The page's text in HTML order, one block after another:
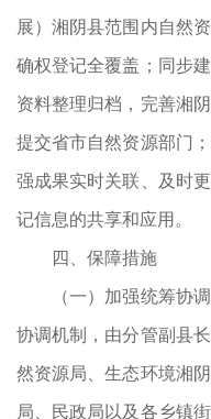
展）湘阴县范围内自然
确权登记全覆盖；同步
资料整理归档，完善湘
提交省市自然资源部门
强成果实时关联、及时
记信息的共享和应用。
四、保障措施
（一）加强统筹协调
协调机制，由分管副县
然资源局、生态环境湘
局、民政局以及各乡镇